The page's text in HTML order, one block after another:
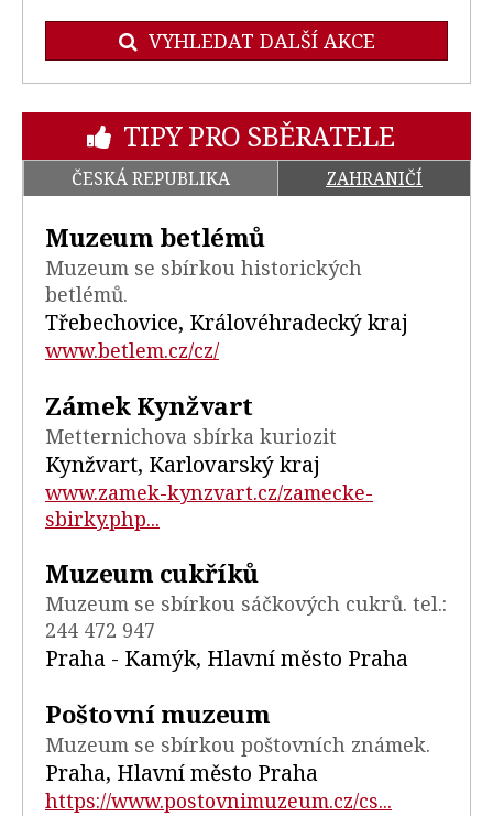
VYHLEDAT DALŠÍ AKCE
TIPY PRO SBĚRATELE
ČESKÁ REPUBLIKA ZAHRANIČÍ
Muzeum betlémů
Muzeum se sbírkou historických
betlémů.
Třebechovice, Královéhradecký kraj
www.betlem.cz/cz/
Zámek Kynžvart
Metternichova sbírka kuriozit
Kynžvart, Karlovarský kraj
www.zamek-kynzvart.cz/zamecke-
sbirky.php...
Muzeum cukříků
Muzeum se sbírkou sáčkových cukrů. tel.:
244 472 947
Praha - Kamýk, Hlavní město Praha
Poštovní muzeum
Muzeum se sbírkou poštovních známek.
Praha, Hlavní město Praha
https://www.postovnimuzeum.cz/cs...